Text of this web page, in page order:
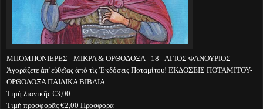
ΜΠΟΜΠΟΝΙΕΡΕΣ - ΜΙΚΡΑ & ΟΡΘΟΔΟΞΑ - 18 - ΑΓΙΟΣ ΦΑΝΟΥΡΙΟΣ
Ἀγοράζετε ἀπ᾽εὐθεῖας ἀπὸ τὶς Ἐκδόσεις Ποταμίτου! ΕΚΔΟΣΕΙΣ ΠΟΤΑΜΙΤΟΥ-
ΟΡΘΟΔΟΞΑ ΠΑΙΔΙΚΑ ΒΙΒΛΙΑ
Τιμὴ λιανικῆς €3,00
Τιμὴ προσφορᾶς €2,00 Προσφορά